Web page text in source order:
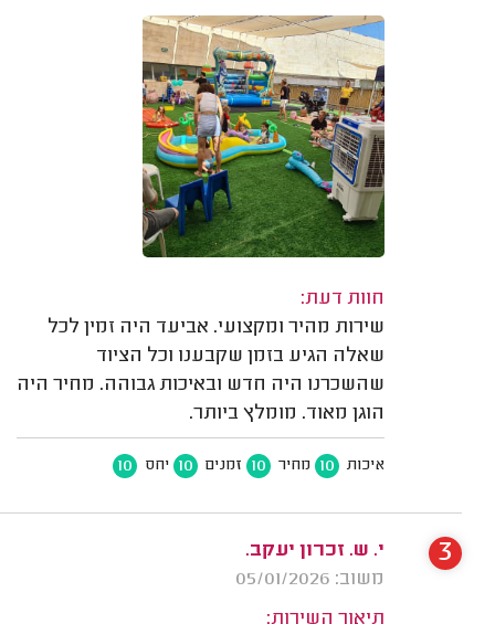
חוות דעת:
שירות מהיר ומקצועי. אביעד היה זמין לכל
שאלה הגיע בזמן שקבענו וכל הציוד
שהשכרנו היה חדש ובאיכות גבוהה. מחיר היה
הוגן מאוד. מומלץ ביותר.
איכות 10 מחיר 10 זמנים 10 יחס 10
י. ש. זכרון יעקב.
משוב: 05/01/2026
תיאור השירות:
3